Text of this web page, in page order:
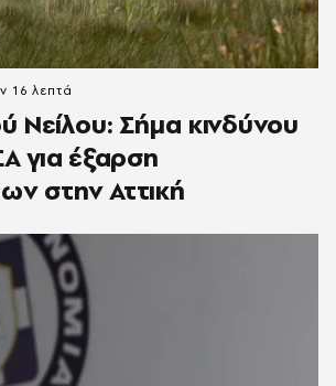
Νείλου: Σήμα κινδύνου
για έξαρση
στην Αττική
16 λεπτά